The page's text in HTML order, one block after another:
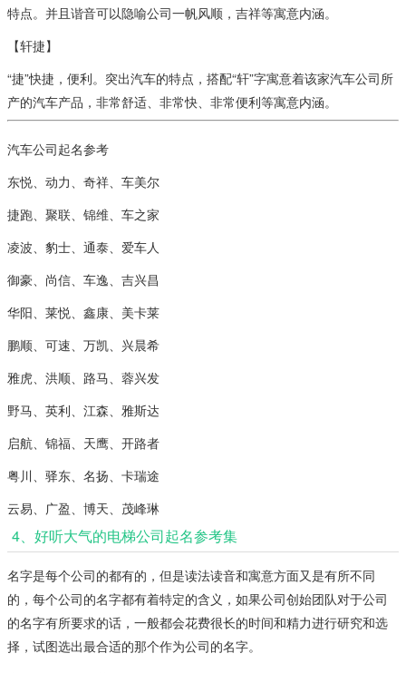
特点。并且谐音可以隐喻公司一帆风顺，吉祥等寓意内涵。
【轩捷】
“捷”快捷，便利。突出汽车的特点，搭配“轩”字寓意着该家汽车公司所
产的汽车产品，非常舒适、非常快、非常便利等寓意内涵。
汽车公司起名参考
东悦、动力、奇祥、车美尔
捷跑、聚联、锦维、车之家
凌波、豹士、通泰、爱车人
御豪、尚信、车逸、吉兴昌
华阳、莱悦、鑫康、美卡莱
鹏顺、可速、万凯、兴晨希
雅虎、洪顺、路马、蓉兴发
野马、英利、江森、雅斯达
启航、锦福、天鹰、开路者
粤川、驿东、名扬、卡瑞途
云易、广盈、博天、茂峰琳
4、好听大气的电梯公司起名参考集
名字是每个公司的都有的，但是读法读音和寓意方面又是有所不同
的，每个公司的名字都有着特定的含义，如果公司创始团队对于公司
的名字有所要求的话，一般都会花费很长的时间和精力进行研究和选
择，试图选出最合适的那个作为公司的名字。